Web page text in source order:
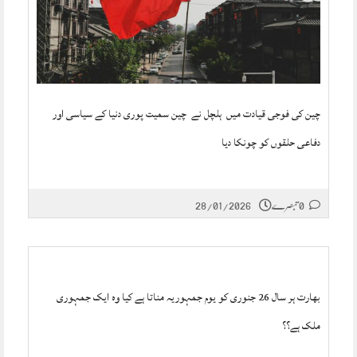
چین کی فوجی قیادت میں ہلچل نے چین سمیت پوری دنیا کے سیاسی اور
دفاعی حلقوں کو چونکا دیا
28/01/2026
بھارت ہر سال 26 جنوری کو یوم جمہوریہ مناتا ہے کیا وہ ایک جمہوری
ملک ہے؟؟